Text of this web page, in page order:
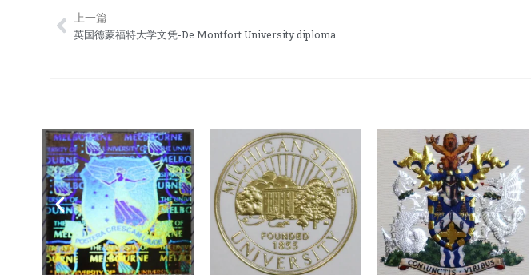
Prev
上一篇
英国德蒙福特大学文凭-De Montfort University diploma